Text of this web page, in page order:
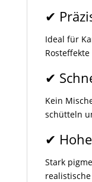
✔
Ideal für
✔
Kein
schütteln
✔
Stark